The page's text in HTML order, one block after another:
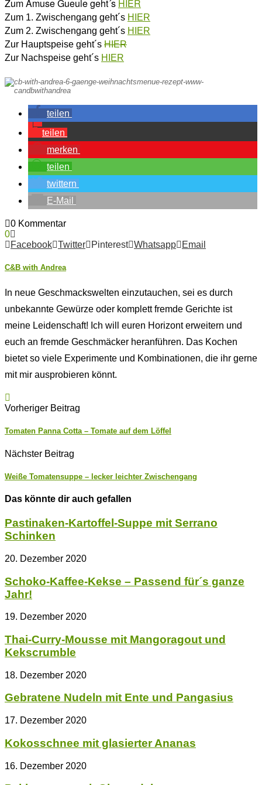
Zum Amuse Gueule geht´s HIER
Zum 1. Zwischengang geht´s HIER
Zum 2. Zwischengang geht´s HIER
Zur Hauptspeise geht´s HIER
Zur Nachspeise geht´s HIER
teilen
teilen
merken
teilen
twittern
E-Mail
0 Kommentar
0
Facebook Twitter Pinterest Whatsapp Email
C&B with Andrea
In neue Geschmackswelten einzutauchen, sei es durch
unbekannte Gewürze oder komplett fremde Gerichte ist
meine Leidenschaft! Ich will euren Horizont erweitern und
euch an fremde Geschmäcker heranführen. Das Kochen
bietet so viele Experimente und Kombinationen, die ihr gerne
mit mir ausprobieren könnt.
Vorheriger Beitrag
Tomaten Panna Cotta – Tomate auf dem Löffel
Nächster Beitrag
Weiße Tomatensuppe – lecker leichter Zwischengang
Das könnte dir auch gefallen
Pastinaken-Kartoffel-Suppe mit Serrano
Schinken
20. Dezember 2020
Schoko-Kaffee-Kekse – Passend für´s ganze
Jahr!
19. Dezember 2020
Thai-Curry-Mousse mit Mangoragout und
Kekscrumble
18. Dezember 2020
Gebratene Nudeln mit Ente und Pangasius
17. Dezember 2020
Kokosschnee mit glasierter Ananas
16. Dezember 2020